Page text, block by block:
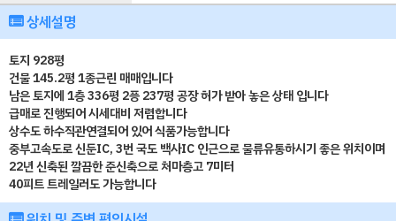
상세설명
토지 928평
건물 145.2평 1종근린 매매입니다
남은 토지에 1층 336평 2픙 237평 공장 허가 받아 놓은 상태 입니다
급매로 진행되어 시세대비 저렴합니다
상수도 하수직관연결되어 있어 식품가능합니다
중부고속도로 신둔IC, 3번 국도 백사IC 인근으로 물류유통하시기 좋은 위치이며
22년 신축된 깔끔한 준신축으로 처마층고 7미터
40피트 트레일러도 가능합니다